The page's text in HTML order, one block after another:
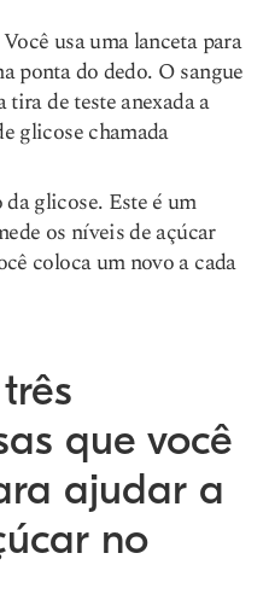
usa uma lanceta para
ponta do dedo. O sangue
de teste anexada a
glicose chamada
glicose. Este é um
os níveis de açúcar
coloca um novo a cada
que você
ajudar a
no